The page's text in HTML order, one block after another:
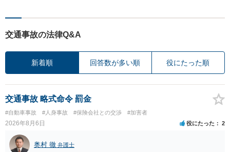
交通事故の法律Q&A
新着順 回答数が多い順 役にたった順
交通事故 略式命令 罰金
#自動車事故 #人身事故 #保険会社との交渉 #加害者
2026年8月6日 役にたった 2
奥村 徹 弁護士